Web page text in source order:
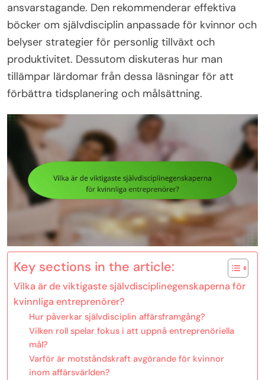
ansvarstagande. Den rekommenderar effektiva
böcker om självdisciplin anpassade för kvinnor och
belyser strategier för personlig tillväxt och
produktivitet. Dessutom diskuteras hur man
tillämpar lärdomar från dessa läsningar för att
förbättra tidsplanering och målsättning.
Key sections in the article:
Vilka är de viktigaste självdisciplinegenskaperna för
kvinnliga entreprenörer?
Hur påverkar självdisciplin affärsframgång?
Vilken roll spelar fokus i att uppnå entreprenöriella
mål?
Varför är motståndskraft avgörande för kvinnor
inom affärsvärlden?